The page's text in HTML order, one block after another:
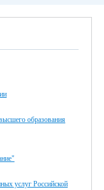
образования
услуг Российской